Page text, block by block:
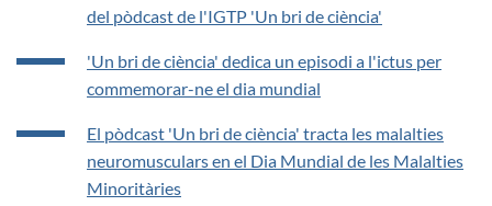
del pòdcast de l'IGTP 'Un bri de ciència'
'Un bri de ciència' dedica un episodi a l'ictus per
commemorar-ne el dia mundial
El pòdcast 'Un bri de ciència' tracta les malalties
neuromusculars en el Dia Mundial de les Malalties
Minoritàries